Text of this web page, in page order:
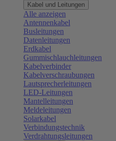
Kabel und Leitungen
Alle anzeigen
Antennenkabel
Busleitungen
Datenleitungen
Erdkabel
Gummischlauchleitungen
Kabelverbinder
Kabelverschraubungen
Lautsprecherleitungen
LED-Leitungen
Mantelleitungen
Meldeleitungen
Solarkabel
Verbindungstechnik
Verdrahtungsleitungen